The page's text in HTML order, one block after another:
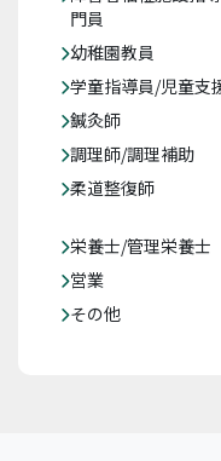
門員
幼稚園教員
学童指導員/児童支
鍼灸師
調理師/調理補助
柔道整復師
栄養士/管理栄養士
営業
その他